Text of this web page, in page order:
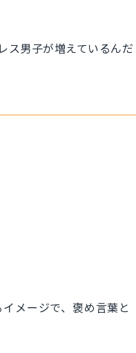
ス男子が増えているんだ
メージで、褒め言葉と